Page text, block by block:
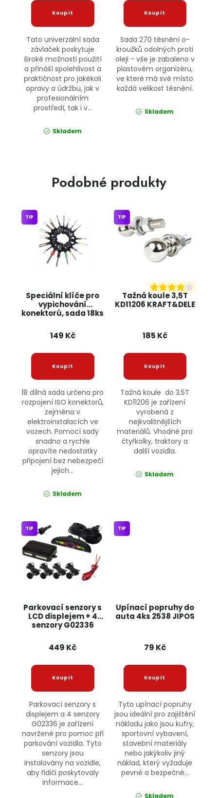
Tato univerzální sada
závlaček poskytuje
široké možnosti použití
a přináší spolehlivost a
praktičnost pro jakékoli
opravy a údržbu, jak v
profesionálním
prostředí, tak i v...
Skladem
Sada 270 těsnění o-
kroužků odolných proti
oleji - vše je zabaleno v
plastovém organizéru,
ve které má své místo
každá velikost těsnění.
Skladem
Podobné produkty
Speciální klíče pro
vypichování
konektorů, sada 18ks
TIP
149 Kč
18 dílná sada určena pro
rozpojení ISO konektorů,
zejména v
elektroinstalacích ve
vozech. Pomocí sady
snadno a rychle
opravíte nedostatky
připojení bez nebezpečí
jejich...
Skladem
Tažná koule 3,5T
KD11206 KRAFT&DELE
TIP
185 Kč
Tažná koule do 3,5T
KD11206 je zařízení
vyrobená z
nejkvalitnějších
materiálů. Vhodné pro
čtyřkolky, traktory a
další vozidla.
Skladem
Parkovací senzory s
LCD displejem + 4
senzory G02336
TIP
449 Kč
Parkovací senzory s
displejem a 4 senzory
G02336 je zařízení
navržené pro pomoc při
parkování vozidla. Tyto
senzory jsou
instalovány na vozidle,
aby řidiči poskytovaly
informace...
Upínací popruhy do
auta 4ks 2538 JIPOS
TIP
79 Kč
Tyto upínací popruhy
jsou ideální pro zajištění
nákladu jako jsou kufry,
sportovní vybavení,
stavební materiály
nebo jakýkoliv jiný
náklad, který vyžaduje
pevné a bezpečné...
Skladem